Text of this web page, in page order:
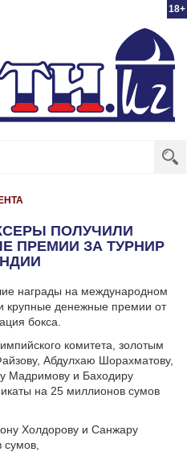
18+
ПОЛУЧИЛИ
ПРЕМИИ ЗА ТУРНИР
награды на международном
крупные денежные премии от
бокса.
комитета, золотым
Абдулхаю Шорахматову,
Мадримову и Баходиру
на 25 миллионов сумов
Холдорову и Санжару